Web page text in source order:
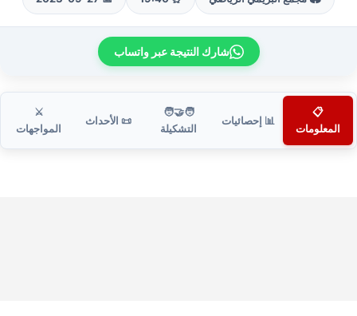
شارك النتيجة عبر واتساب
📋
المعلومات
📊 إحصائيات
🧑‍🤝‍🧑
التشكيلة
📜 الأحداث
⚔️
المواجهات